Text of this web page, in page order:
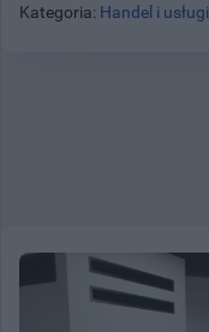
Kategoria: Handel i usługi